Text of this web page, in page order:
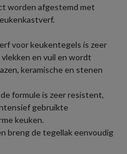
worden afgestemd met
voor keukentegels is zeer
en vuil en wordt
keramische en stenen
formule is zeer resistent,
gebruikte
keuken.
breng de tegellak eenvoudig